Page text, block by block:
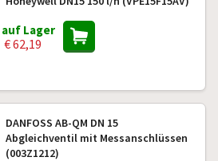
auf Lager
€ 62,19
DANFOSS AB-QM DN 15
Abgleichventil mit Messanschlüssen
(003Z1212)